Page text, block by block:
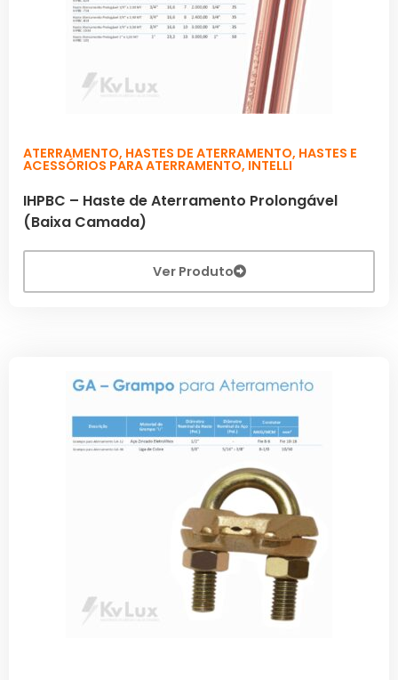
ATERRAMENTO, HASTES DE ATERRAMENTO, HASTES E
ACESSÓRIOS PARA ATERRAMENTO, INTELLI
IHPBC – Haste de Aterramento Prolongável
(Baixa Camada)
Ver Produto